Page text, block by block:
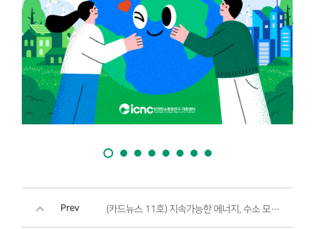
Prev (카드뉴스 11호) 지속가능한 에너지, 수소 모빌리티로의 전환